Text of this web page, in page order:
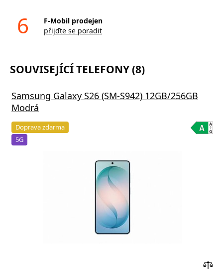
6
F-Mobil prodejen
přijďte se poradit
SOUVISEJÍCÍ TELEFONY (8)
Samsung Galaxy S26 (SM-S942) 12GB/256GB
Modrá
Doprava zdarma
5G